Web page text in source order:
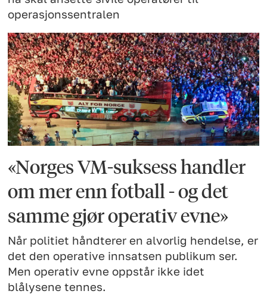
operasjonssentralen
«Norges VM-suksess handler
om mer enn fotball - og det
samme gjør operativ evne»
Når politiet håndterer en alvorlig hendelse, er
det den operative innsatsen publikum ser.
Men operativ evne oppstår ikke idet
blålysene tennes.